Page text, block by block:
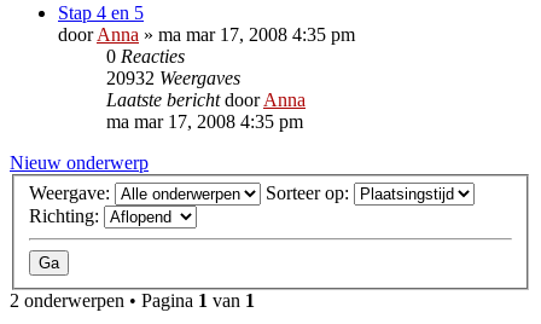
Stap 4 en 5
doorAnna » ma mar 17, 2008 4:35 pm
0 Reacties
20932 Weergaves
Laatste berichtdoorAnna
ma mar 17, 2008 4:35 pm
Nieuw onderwerp
Weergave:
Sorteer op:
Richting:
2 onderwerpen • Pagina 1 van 1